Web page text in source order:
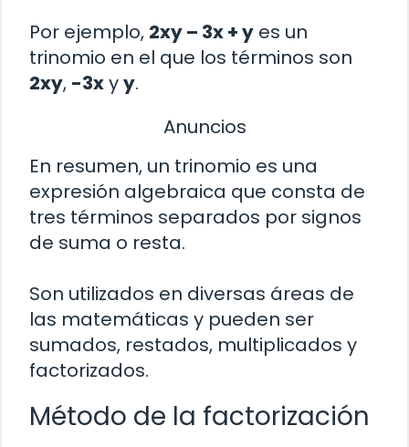
Por ejemplo, 2xy – 3x + y es un
trinomio en el que los términos son
2xy, -3xyy.
Anuncios
En resumen, un trinomio es una
expresión algebraica que consta de
tres términos separados por signos
de suma o resta.
Son utilizados en diversas áreas de
las matemáticas y pueden ser
sumados, restados, multiplicados y
factorizados.
Método de la factorización